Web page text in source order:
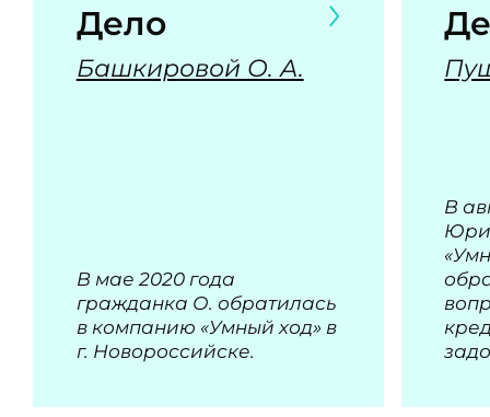
Дело
Башкировой О. А.
В мае 2020 года
гражданка О. обратилась
в компанию «Умный ход» в
г. Новороссийске.
В